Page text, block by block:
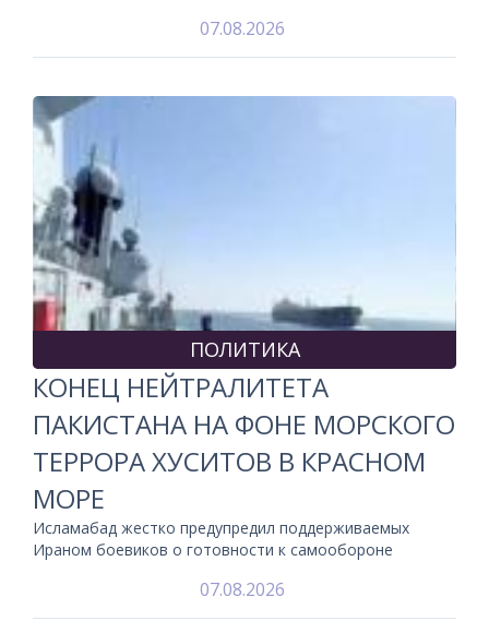
07.08.2026
ПОЛИТИКА
КОНЕЦ НЕЙТРАЛИТЕТА
ПАКИСТАНА НА ФОНЕ МОРСКОГО
ТЕРРОРА ХУСИТОВ В КРАСНОМ
МОРЕ
Исламабад жестко предупредил поддерживаемых
Ираном боевиков о готовности к самообороне
07.08.2026